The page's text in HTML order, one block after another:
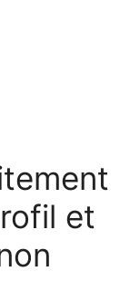
et